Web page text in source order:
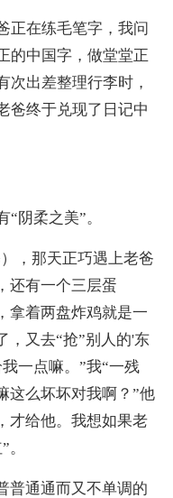
在练毛笔字，我问
的中国字，做堂堂正
次出差整理行李时，
爸终于兑现了日记中
阴柔之美”。
，那天正巧遇上老爸
还有一个三层蛋
拿着两盘炸鸡就是一
，又去“抢”别人的'东
一点嘛。”我“一残
这么坏坏对我啊？”他
才给他。我想如果老
通通而又不单调的